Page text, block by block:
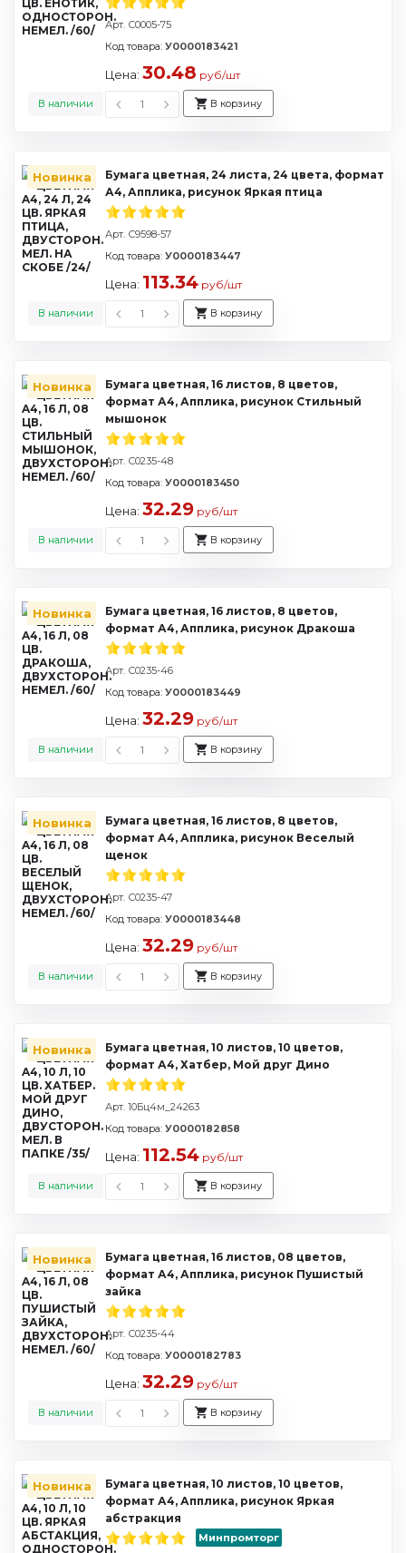
Арт. С0005-75
В наличии
Код товара: У0000183421
Цена: 30.48 руб/шт
В корзину
Новинка
Бумага цветная, 24 листа, 24 цвета, формат
А4, Апплика, рисунок Яркая птица
Арт. С9598-57
В наличии
Код товара: У0000183447
Цена: 113.34 руб/шт
В корзину
Новинка
Бумага цветная, 16 листов, 8 цветов,
формат А4, Апплика, рисунок Стильный
мышонок
Арт. С0235-48
В наличии
Код товара: У0000183450
Цена: 32.29 руб/шт
В корзину
Новинка
Бумага цветная, 16 листов, 8 цветов,
формат А4, Апплика, рисунок Дракоша
Арт. С0235-46
В наличии
Код товара: У0000183449
Цена: 32.29 руб/шт
В корзину
Новинка
Бумага цветная, 16 листов, 8 цветов,
формат А4, Апплика, рисунок Веселый
щенок
Арт. С0235-47
В наличии
Код товара: У0000183448
Цена: 32.29 руб/шт
В корзину
Новинка
Бумага цветная, 10 листов, 10 цветов,
формат А4, Хатбер, Мой друг Дино
Арт. 10Бц4м_24263
В наличии
Код товара: У0000182858
Цена: 112.54 руб/шт
В корзину
Новинка
Бумага цветная, 16 листов, 08 цветов,
формат А4, Апплика, рисунок Пушистый
зайка
Арт. С0235-44
В наличии
Код товара: У0000182783
Цена: 32.29 руб/шт
В корзину
Новинка
Бумага цветная, 10 листов, 10 цветов,
формат А4, Апплика, рисунок Яркая
абстракция
Минпромторг